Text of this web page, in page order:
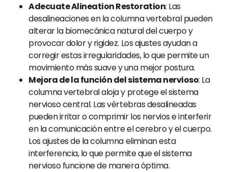
Adecuate Alineation Restoration: Las
desalineaciones en la columna vertebral pueden
alterar la biomecánica natural del cuerpo y
provocar dolor y rigidez. Los ajustes ayudan a
corregir estas irregularidades, lo que permite un
movimiento más suave y una mejor postura.
Mejora de la función del sistema nervioso: La
columna vertebral aloja y protege el sistema
nervioso central. Las vértebras desalineadas
pueden irritar o comprimir los nervios e interferir
en la comunicación entre el cerebro y el cuerpo.
Los ajustes de la columna eliminan esta
interferencia, lo que permite que el sistema
nervioso funcione de manera óptima.